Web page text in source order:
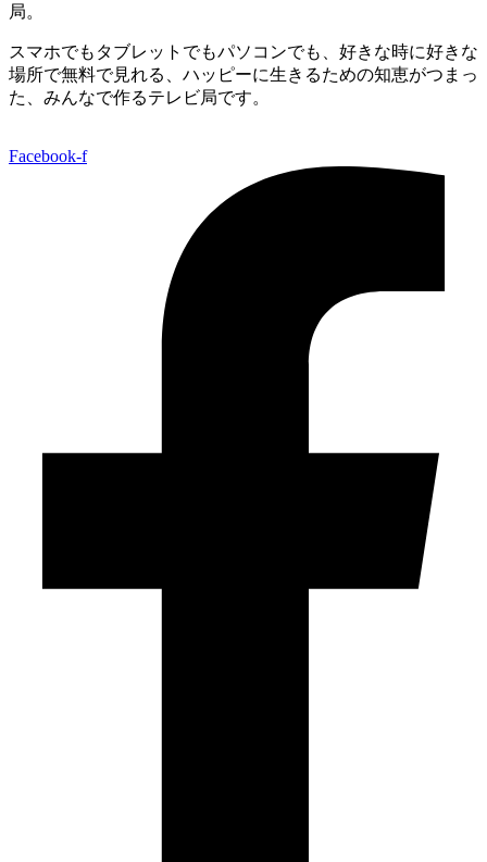
局。
スマホでもタブレットでもパソコンでも、好きな時に好きな
場所で無料で見れる、 ハッピーに生きるための知恵がつまっ
た、みんなで作るテレビ局です。
Facebook-f